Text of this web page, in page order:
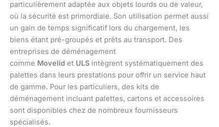
particulièrement adaptée aux objets lourds ou de valeur,
où la sécurité est primordiale. Son utilisation permet aussi
un gain de temps significatif lors du chargement, les
biens étant pré-groupés et prêts au transport. Des
entreprises de déménagement
comme Movelid et ULS intègrent systématiquement des
palettes dans leurs prestations pour offrir un service haut
de gamme. Pour les particuliers, des kits de
déménagement incluant palettes, cartons et accessoires
sont disponibles chez de nombreux fournisseurs
spécialisés.